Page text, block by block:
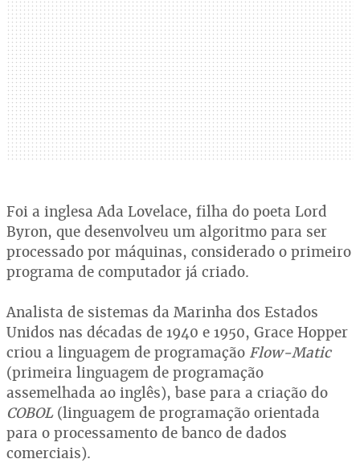
Foi a inglesa Ada Lovelace, filha do poeta Lord
Byron, que desenvolveu um algoritmo para ser
processado por máquinas, considerado o primeiro
programa de computador já criado.
Analista de sistemas da Marinha dos Estados
Unidos nas décadas de 1940 e 1950, Grace Hopper
criou a linguagem de programação Flow-Matic
(primeira linguagem de programação
assemelhada ao inglês), base para a criação do
COBOL (linguagem de programação orientada
para o processamento de banco de dados
comerciais).